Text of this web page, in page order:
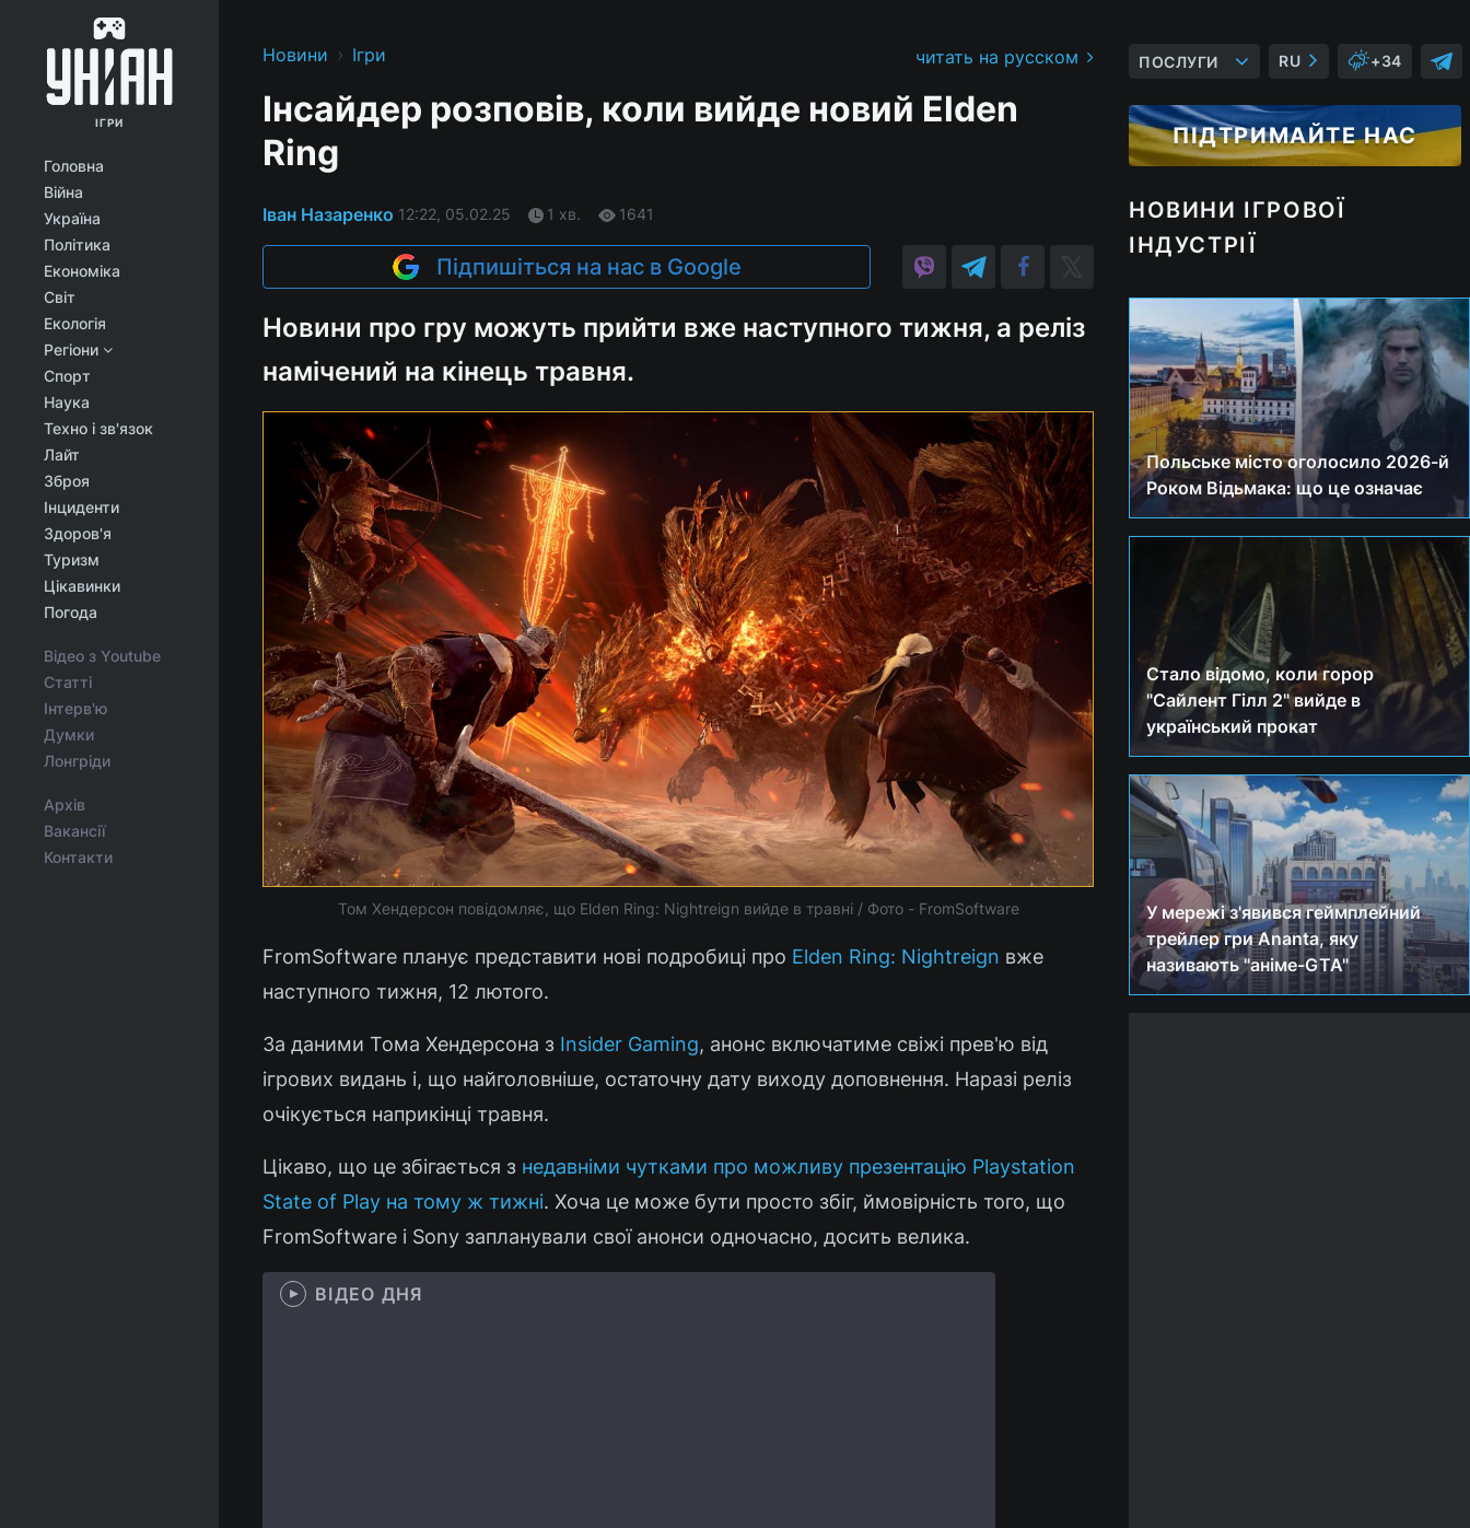
ІГРИ
Головна
Війна
Україна
Політика
Економіка
Світ
Екологія
Регіони
Спорт
Наука
Техно і зв'язок
Лайт
Зброя
Інциденти
Здоров'я
Туризм
Цікавинки
Погода
Відео з Youtube
Статті
Інтерв'ю
Думки
Лонгріди
Архів
Вакансії
Контакти
Новини › Ігри читать на русском
Інсайдер розповів, коли вийде новий Elden
Ring
Іван Назаренко 12:22, 05.02.25 1 хв. 1641
Підпишіться на нас в Google
Новини про гру можуть прийти вже наступного тижня, а реліз
намічений на кінець травня.
Том Хендерсон повідомляє, що Elden Ring: Nightreign вийде в травні / Фото - FromSoftware
FromSoftware планує представити нові подробиці про Elden Ring: Nightreign вже
наступного тижня, 12 лютого.
За даними Тома Хендерсона з Insider Gaming, анонс включатиме свіжі прев'ю від
ігрових видань і, що найголовніше, остаточну дату виходу доповнення. Наразі реліз
очікується наприкінці травня.
Цікаво, що це збігається з недавніми чутками про можливу презентацію Playstation
State of Play на тому ж тижні. Хоча це може бути просто збіг, ймовірність того, що
FromSoftware і Sony запланували свої анонси одночасно, досить велика.
ВІДЕО ДНЯ
ПОСЛУГИ RU +34
ПІДТРИМАЙТЕ НАС
НОВИНИ ІГРОВОЇ
ІНДУСТРІЇ
Польське місто оголосило 2026-й
Роком Відьмака: що це означає
Стало відомо, коли горор
"Сайлент Гілл 2" вийде в
український прокат
У мережі з'явився геймплейний
трейлер гри Ananta, яку
називають "аніме-GTA"